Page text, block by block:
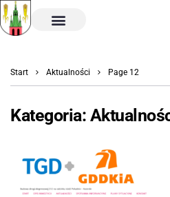
Start Aktualności Page 12
Kategoria: